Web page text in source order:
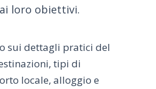
loro obiettivi.
sui dettagli pratici del
tipi di
locale, alloggio e